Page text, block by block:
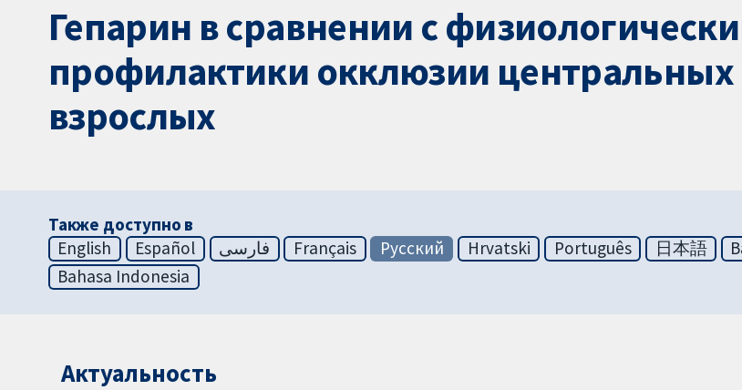
Гепарин в сравнении с
профилактики окклюзии центральных
взрослых
Также доступно в
English
Español فارسی Français Русский Hrvatski Português 日本語
Bahasa Indonesia
Актуальность